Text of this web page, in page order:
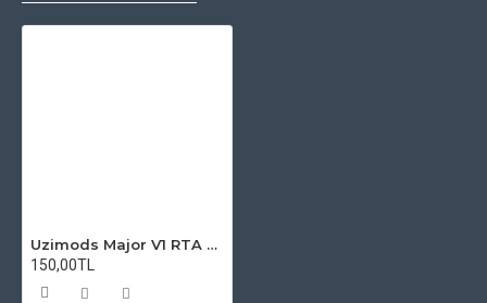
Uzimods Major V1 RTA Atomizer Camı
150,00TL